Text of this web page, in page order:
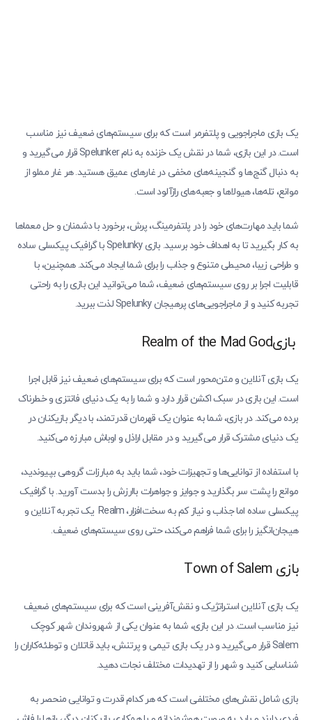
یک بازی ماجراجویی و پلتفرمر است که برای سیستم‌های ضعیف نیز مناسب
است. در این بازی، شما در نقش یک خزنده به نام Spelunker قرار می‌گیرید و
به دنبال گنج‌ها و گنجینه‌های مخفی در غارهای عمیق هستید. هر غار مملو از
موانع، تله‌ها، هیولاها و جعبه‌های رازآلود است.
شما باید مهارت‌های خود را در پلتفرمینگ، پرش، برخورد با دشمنان و حل معماها
به کار بگیرید تا به اهداف خود برسید. بازی Spelunky با گرافیک پیکسلی ساده
و طراحی زیبا، محیطی متنوع و جذاب را برای شما ایجاد می‌کند. همچنین، با
قابلیت اجرا بر روی سیستم‌های ضعیف، شما می‌توانید این بازی را به راحتی
تجربه کنید و از ماجراجویی‌های پرهیجان Spelunky لذت ببرید.
بازیRealm of the Mad God
یک بازی آنلاین و متن‌محور است که برای سیستم‌های ضعیف نیز قابل اجرا
است. این بازی در سبک اکشن قرار دارد و شما را به یک دنیای فانتزی و خطرناک
برده می‌کند. در بازی، شما به عنوان یک قهرمان قدرتمند، با دیگر بازیکنان در
یک دنیای مشترک قرار می‌گیرید و در مقابل اراذل و اوباش مبارزه می‌کنید.
با استفاده از توانایی‌ها و تجهیزات خود، شما باید به مبارزات گروهی بپیوندید،
موانع را پشت سر بگذارید و جوایز و جواهرات باارزش را بدست آورید. با گرافیک
پیکسلی ساده اما جذاب و نیاز کم به سخت‌افزار، Realm یک تجربه آنلاین و
هیجان‌انگیز را برای شما فراهم می‌کند، حتی روی سیستم‌های ضعیف.
بازی Town of Salem
یک بازی آنلاین استراتژیک و نقش‌آفرینی است که برای سیستم‌های ضعیف
نیز مناسب است. در این بازی، شما به عنوان یکی از شهروندان شهر کوچک
Salem قرار می‌گیرید و در یک بازی تیمی و پرتنش، باید قاتلان و توطئه‌کاران را
شناسایی کنید و شهر را از تهدیدات مختلف نجات دهید.
بازی شامل نقش‌های مختلفی است که هر کدام قدرت و توانایی منحصر به